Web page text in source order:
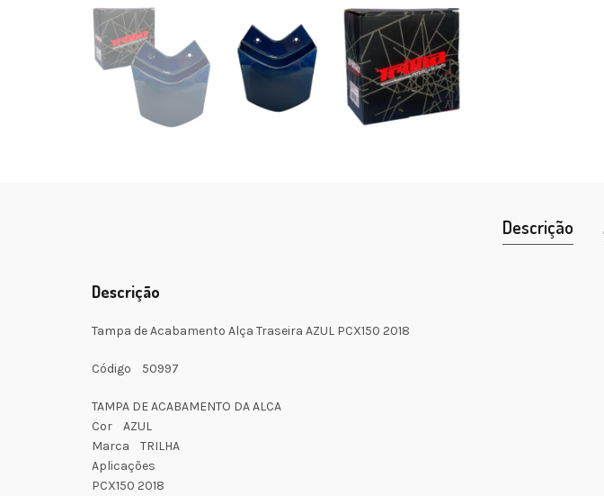
Descrição
Descrição
Tampa de Acabamento Alça Traseira AZUL PCX150 2018
Código 50997
TAMPA DE ACABAMENTO DA ALCA
Cor AZUL
Marca TRILHA
Aplicações
PCX150 2018